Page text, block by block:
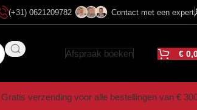
(+31) 0621209782 Contact met een expert
Afspraak boeken €
Gratis verzending voor alle bestellingen van €